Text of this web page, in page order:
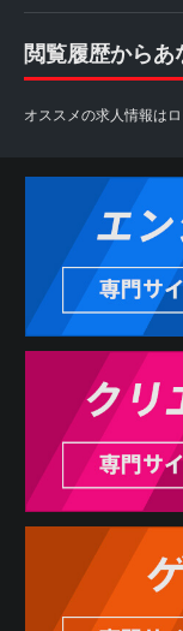
閲覧履歴から
オススメの求人情報は